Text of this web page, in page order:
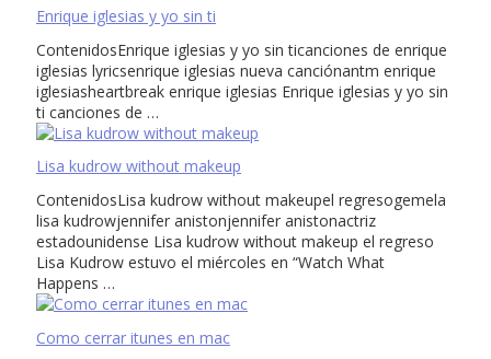
Enrique iglesias y yo sin ti
ContenidosEnrique iglesias y yo sin ticanciones de enrique
iglesias lyricsenrique iglesias nueva canciónantm enrique
iglesiasheartbreak enrique iglesias Enrique iglesias y yo sin
ti canciones de …
Lisa kudrow without makeup
ContenidosLisa kudrow without makeupel regresogemela
lisa kudrowjennifer anistonjennifer anistonactriz
estadounidense Lisa kudrow without makeup el regreso
Lisa Kudrow estuvo el miércoles en “Watch What
Happens …
Como cerrar itunes en mac